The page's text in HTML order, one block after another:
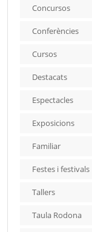
Concursos
Conferències
Cursos
Destacats
Espectacles
Exposicions
Familiar
Festes i festivals
Tallers
Taula Rodona